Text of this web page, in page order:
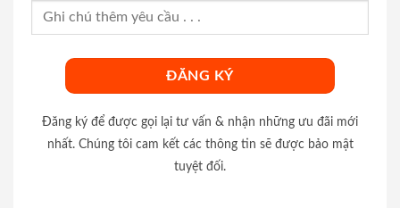
Đăng ký để được gọi lại tư vấn & nhận những ưu đãi mới
nhất. Chúng tôi cam kết các thông tin sẽ được bảo mật
tuyệt đối.